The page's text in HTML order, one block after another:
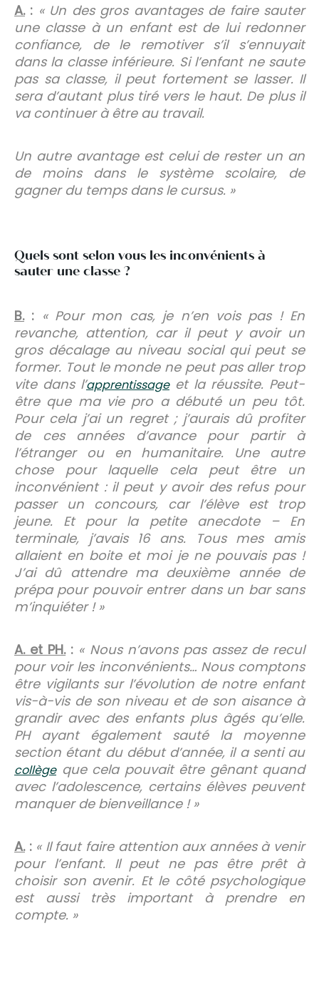
A.: « Un des gros avantages de faire sauter
une classe à un enfant est de lui redonner
confiance, de le remotiver s’il s’ennuyait
dans la classe inférieure. Si l’enfant ne saute
pas sa classe, il peut fortement se lasser. Il
sera d’autant plus tiré vers le haut. De plus il
va continuer à être au travail.
Un autre avantage est celui de rester un an
de moins dans le système scolaire, de
gagner du temps dans le cursus. »
Quels sont selon vous les inconvénients à
sauter une classe ?
B.: « Pour mon cas, je n’en vois pas ! En
revanche, attention, car il peut y avoir un
gros décalage au niveau social qui peut se
former. Tout le monde ne peut pas aller trop
vite dans l’apprentissageet la réussite. Peut-
être que ma vie pro a débuté un peu tôt.
Pour cela j’ai un regret ; j’aurais dû profiter
de ces années d’avance pour partir à
l’étranger ou en humanitaire. Une autre
chose pour laquelle cela peut être un
inconvénient : il peut y avoir des refus pour
passer un concours, car l’élève est trop
jeune. Et pour la petite anecdote – En
terminale, j’avais 16 ans. Tous mes amis
allaient en boite et moi je ne pouvais pas !
J’ai dû attendre ma deuxième année de
prépa pour pouvoir entrer dans un bar sans
m’inquiéter ! »
A. et PH.: « Nous n’avons pas assez de recul
pour voir les inconvénients… Nous comptons
être vigilants sur l’évolution de notre enfant
vis-à-vis de son niveau et de son aisance à
grandir avec des enfants plus âgés qu’elle.
PH ayant également sauté la moyenne
section étant du début d’année, il a senti au
collègeque cela pouvait être gênant quand
avec l’adolescence, certains élèves peuvent
manquer de bienveillance ! »
A.: « Il faut faire attention aux années à venir
pour l’enfant. Il peut ne pas être prêt à
choisir son avenir. Et le côté psychologique
est aussi très important à prendre en
compte. »